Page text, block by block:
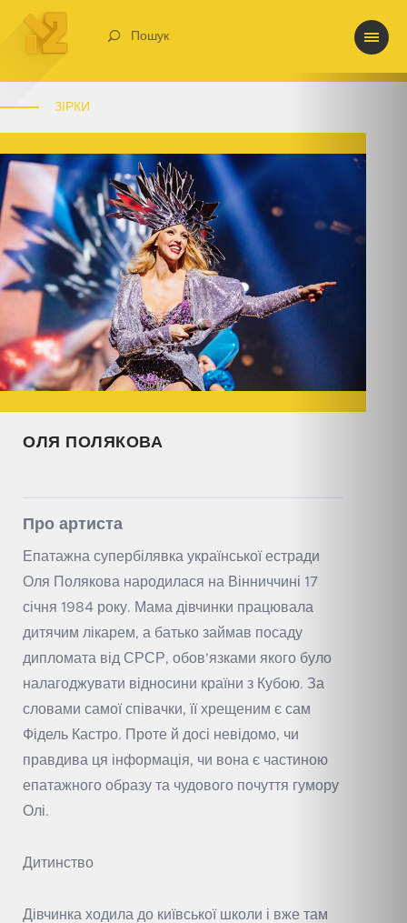
Пошук
ЗІРКИ
ОЛЯ ПОЛЯКОВА
Про артиста
Епатажна супербілявка української естради
Оля Полякова народилася на Вінниччині 17
січня 1984 року. Мама дівчинки працювала
дитячим лікарем, а батько займав посаду
дипломата від СРСР, обов’язками якого було
налагоджувати відносини країни з Кубою. За
словами самої співачки, її хрещеним є сам
Фідель Кастро. Проте й досі невідомо, чи
правдива ця інформація, чи вона є частиною
епатажного образу та чудового почуття гумору
Олі.
Дитинство
Дівчинка ходила до київської школи і вже там